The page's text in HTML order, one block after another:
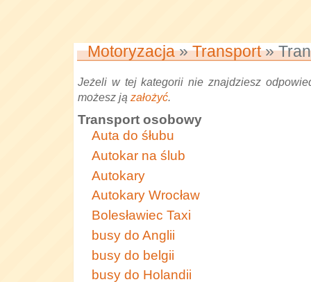
Motoryzacja»Transport»
Jeżeli w tej kategorii nie znajdziesz
możesz ją założyć.
Transport osobowy
Auta do śłubu
Autokar na ślub
Autokary
Autokary Wrocław
Bolesławiec Taxi
busy do Anglii
busy do belgii
busy do Holandii